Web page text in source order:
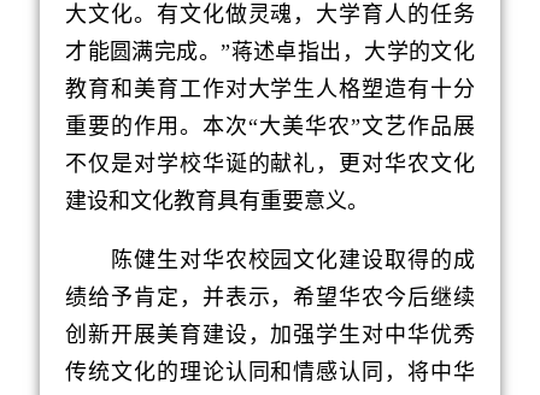
大文化。有文化做灵魂，大学育人的任务
才能圆满完成。”蒋述卓指出，大学的文化
教育和美育工作对大学生人格塑造有十分
重要的作用。本次“大美华农”文艺作品展
不仅是对学校华诞的献礼，更对华农文化
建设和文化教育具有重要意义。
陈健生对华农校园文化建设取得的成
绩给予肯定，并表示，希望华农今后继续
创新开展美育建设，加强学生对中华优秀
传统文化的理论认同和情感认同，将中华